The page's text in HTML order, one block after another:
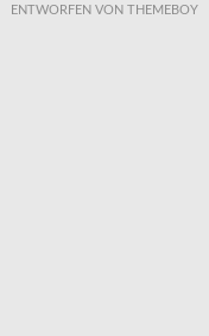
ENTWORFEN VON THEMEBOY